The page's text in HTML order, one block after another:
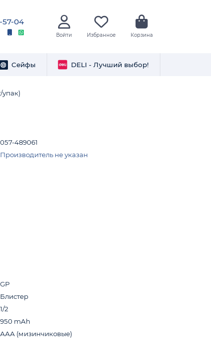
57-04
Войти Избранное Корзина
Сейфы DELI - Лучший выбор!
057-489061
Производитель не указан
GP
Блистер
1/2
950 mAh
ААА (мизинчиковые)